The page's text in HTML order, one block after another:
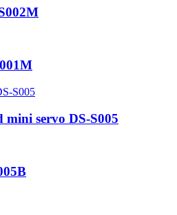
mini servo DS-S005